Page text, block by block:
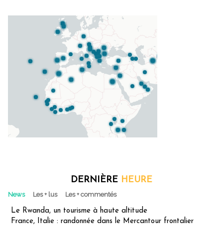
DERNIÈRE HEURE
News Les + lus Les + commentés
Le Rwanda, un tourisme à haute altitude
France, Italie : randonnée dans le Mercantour frontalier